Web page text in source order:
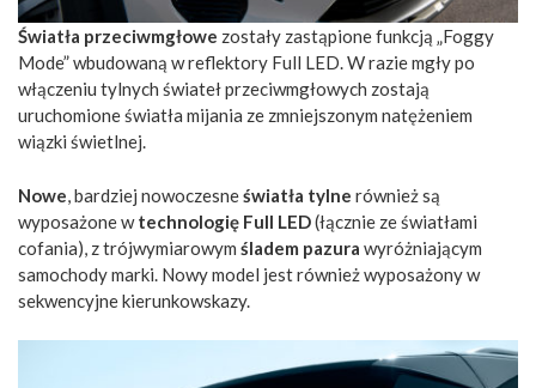
Światła przeciwmgłowe zostały zastąpione funkcją „Foggy
Mode” wbudowaną w reflektory Full LED. W razie mgły po
włączeniu tylnych świateł przeciwmgłowych zostają
uruchomione światła mijania ze zmniejszonym natężeniem
wiązki świetlnej.
Nowe , bardziej nowoczesneświatła tylne również są
wyposażone wtechnologię Full LED(łącznie ze światłami
cofania), z trójwymiarowym śladem pazura wyróżniającym
samochody marki. Nowy model jest również wyposażony w
sekwencyjne kierunkowskazy.